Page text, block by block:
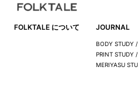
FOLKTALE について JOURNAL
BODY STUDY
PRINT STUDY
MERIYASU